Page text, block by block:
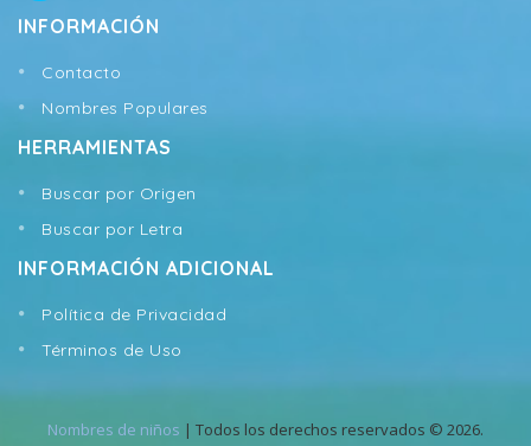
INFORMACIÓN
Contacto
Nombres Populares
HERRAMIENTAS
Buscar por Origen
Buscar por Letra
INFORMACIÓN ADICIONAL
Política de Privacidad
Términos de Uso
Nombres de niños | Todos los derechos reservados © 2026.